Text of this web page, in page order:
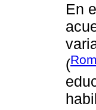
En
(